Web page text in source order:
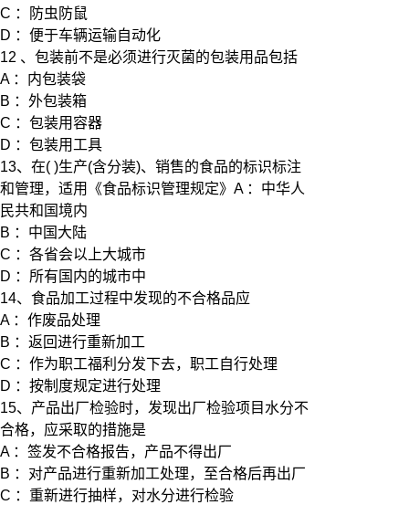
C ：防虫防鼠
D ：便于车辆运输自动化
12 、包装前不是必须进行灭菌的包装用品包括
A ：内包装袋
B ：外包装箱
C ：包装用容器
D ：包装用工具
13、在( )生产(含分装)、销售的食品的标识标注
和管理，适用《食品标识管理规定》A ：中华人
民共和国境内
B ：中国大陆
C ：各省会以上大城市
D ：所有国内的城市中
14、食品加工过程中发现的不合格品应
A ：作废品处理
B ：返回进行重新加工
C ：作为职工福利分发下去，职工自行处理
D ：按制度规定进行处理
15、产品出厂检验时，发现出厂检验项目水分不
合格，应采取的措施是
A ：签发不合格报告，产品不得出厂
B ：对产品进行重新加工处理，至合格后再出厂
C ：重新进行抽样，对水分进行检验